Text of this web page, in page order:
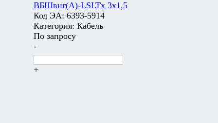
ВБШвнг(А)-LSLTx 3х1,5
Код ЭА: 6393-5914
Категория: Кабель
По запросу
-
+